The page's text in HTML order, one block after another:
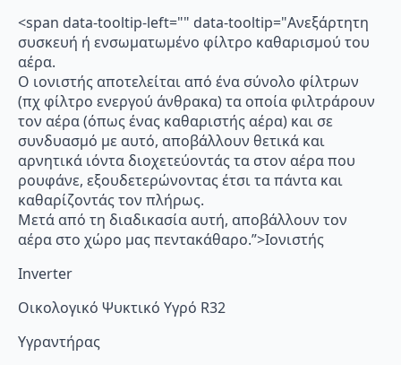
<span data-tooltip-left="" data-tooltip="Ανεξάρτητη
συσκευή ή ενσωματωμένο φίλτρο καθαρισμού του
αέρα.
Ο ιονιστής αποτελείται από ένα σύνολο φίλτρων
(πχ φίλτρο ενεργού άνθρακα) τα οποία φιλτράρουν
τον αέρα (όπως ένας καθαριστής αέρα) και σε
συνδυασμό με αυτό, αποβάλλουν θετικά και
αρνητικά ιόντα διοχετεύοντάς τα στον αέρα που
ρουφάνε, εξουδετερώνοντας έτσι τα πάντα και
καθαρίζοντάς τον πλήρως.
Μετά από τη διαδικασία αυτή, αποβάλλουν τον
αέρα στο χώρο μας πεντακάθαρο.”>Ιονιστής
Inverter
Οικολογικό Ψυκτικό Υγρό R32
Υγραντήρας